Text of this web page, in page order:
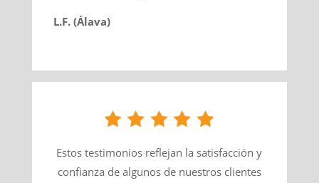
L.F. (Álava)
Estos testimonios reflejan la satisfacción y
confianza de algunos de nuestros clientes